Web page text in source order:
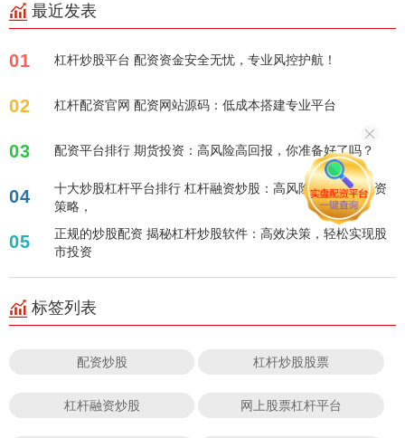
最近发表
01 杠杆炒股平台 配资资金安全无忧，专业风控护航！
02 杠杆配资官网 配资网站源码：低成本搭建专业平台
03 配资平台排行 期货投资：高风险高回报，你准备好了吗？
04
十大炒股杠杆平台排行 杠杆融资炒股：高风险高回报的投资
策略，
05
正规的炒股配资 揭秘杠杆炒股软件：高效决策，轻松实现股
市投资
标签列表
配资炒股 杠杆炒股股票
杠杆融资炒股 网上股票杠杆平台